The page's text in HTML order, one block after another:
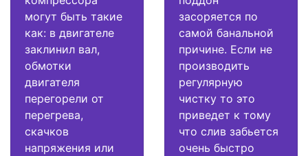
могут быть такие
как: в двигателе
заклинил вал,
обмотки
двигателя
перегорели от
перегрева,
скачков
напряжения или
засоряется по
самой банальной
причине. Если не
производить
регулярную
чистку то это
приведет к тому
что слив забьется
очень быстро